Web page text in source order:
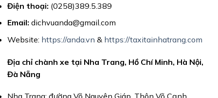
Điện thoại: (0258)389.5.389
Email: dichvuanda@gmail.com
Website: https://anda.vn & https://taxitainhatrang.com
Địa chỉ chành xe tại Nha Trang, Hồ Chí Minh, Hà Nội,
Đà Nẵng